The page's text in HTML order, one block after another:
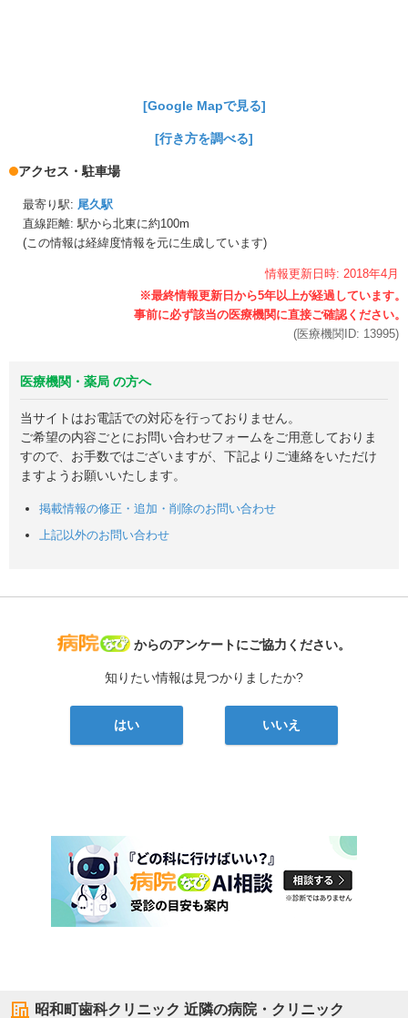
[Google Mapで見る]
[行き方を調べる]
アクセス・駐車場
最寄り駅: 尾久駅
直線距離: 駅から北東に約100m
(この情報は経緯度情報を元に生成しています)
情報更新日時: 2018年4月
(医療機関ID: 13995)
医療機関・薬局 の方へ
当サイトはお電話での対応を行っておりません。
ご希望の内容ごとにお問い合わせフォームをご用意しておりま
すので、お手数ではございますが、下記よりご連絡をいただけ
ますようお願いいたします。
掲載情報の修正・追加・削除のお問い合わせ
上記以外のお問い合わせ
病院なび
からのアンケートにご協力ください。
知りたい情報は見つかりましたか?
はい いいえ
昭和町歯科クリニック 近隣の病院・クリニック